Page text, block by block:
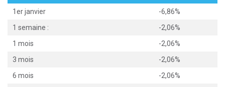
1er janvier
-6,86%
1 semaine :
-2,06%
1 mois
-2,06%
3 mois
-2,06%
6 mois
-2,06%